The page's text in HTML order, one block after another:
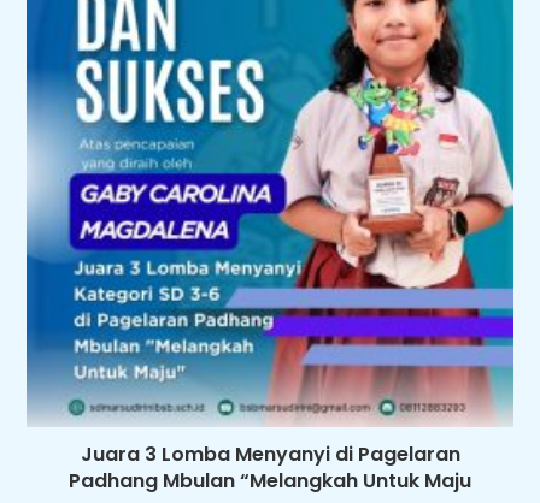
Juara 3 Lomba Menyanyi di Pagelaran
Padhang Mbulan “Melangkah Untuk Maju